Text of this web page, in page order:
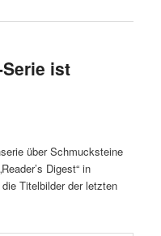
ist
über Schmucksteine
Digest“ in
Titelbilder der letzten